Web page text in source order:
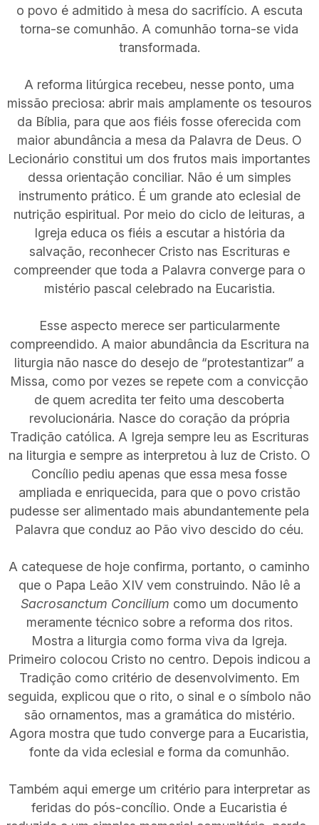
o povo é admitido à mesa do sacrifício. A escuta
torna-se comunhão. A comunhão torna-se vida
transformada.
A reforma litúrgica recebeu, nesse ponto, uma
missão preciosa: abrir mais amplamente os tesouros
da Bíblia, para que aos fiéis fosse oferecida com
maior abundância a mesa da Palavra de Deus. O
Lecionário constitui um dos frutos mais importantes
dessa orientação conciliar. Não é um simples
instrumento prático. É um grande ato eclesial de
nutrição espiritual. Por meio do ciclo de leituras, a
Igreja educa os fiéis a escutar a história da
salvação, reconhecer Cristo nas Escrituras e
compreender que toda a Palavra converge para o
mistério pascal celebrado na Eucaristia.
Esse aspecto merece ser particularmente
compreendido. A maior abundância da Escritura na
liturgia não nasce do desejo de “protestantizar” a
Missa, como por vezes se repete com a convicção
de quem acredita ter feito uma descoberta
revolucionária. Nasce do coração da própria
Tradição católica. A Igreja sempre leu as Escrituras
na liturgia e sempre as interpretou à luz de Cristo. O
Concílio pediu apenas que essa mesa fosse
ampliada e enriquecida, para que o povo cristão
pudesse ser alimentado mais abundantemente pela
Palavra que conduz ao Pão vivo descido do céu.
A catequese de hoje confirma, portanto, o caminho
que o Papa Leão XIV vem construindo. Não lê a
Sacrosanctum Concilium como um documento
meramente técnico sobre a reforma dos ritos.
Mostra a liturgia como forma viva da Igreja.
Primeiro colocou Cristo no centro. Depois indicou a
Tradição como critério de desenvolvimento. Em
seguida, explicou que o rito, o sinal e o símbolo não
são ornamentos, mas a gramática do mistério.
Agora mostra que tudo converge para a Eucaristia,
fonte da vida eclesial e forma da comunhão.
Também aqui emerge um critério para interpretar as
feridas do pós-concílio. Onde a Eucaristia é